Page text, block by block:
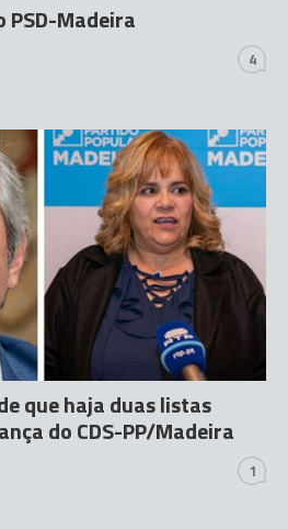
PSD-Madeira
4
que haja duas listas
do CDS-PP/Madeira
1